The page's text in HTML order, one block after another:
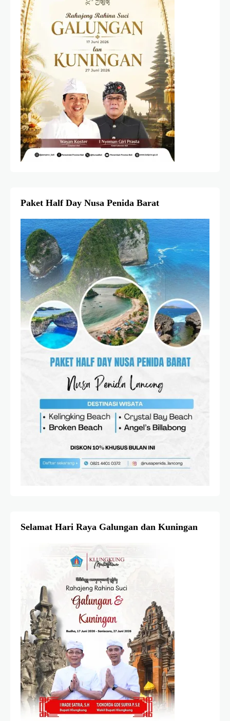
Paket Half Day Nusa Penida Barat
Selamat Hari Raya Galungan dan Kuningan